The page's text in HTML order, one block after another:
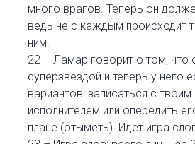
много врагов. Теперь он
ведь не с каждым происходит
ним.
22 – Ламар говорит о том, что
суперзвездой и теперь у него
вариантов: записаться с
исполнителем или опередить
плане (отыметь). Идет игра